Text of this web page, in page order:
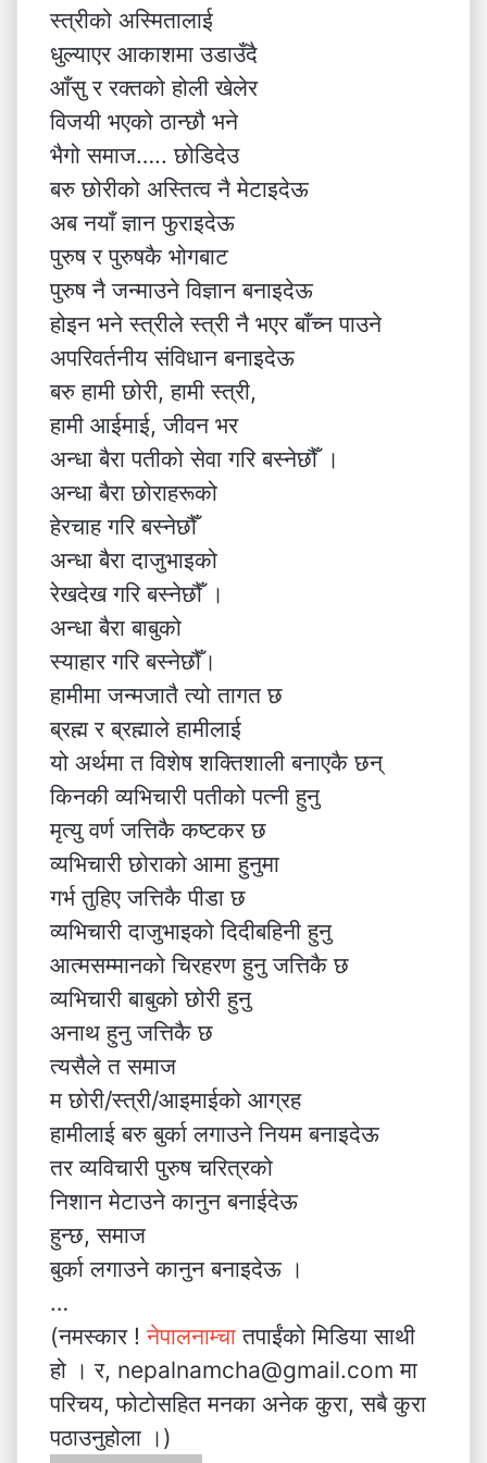
स्त्रीको अस्मितालाई
धुल्याएर आकाशमा उडाउँदै
आँसु र रक्तको होली खेलेर
विजयी भएको ठान्छौ भने
भैगो समाज….. छोडिदेउ
बरु छोरीको अस्तित्व नै मेटाइदेऊ
अब नयाँ ज्ञान फुराइदेऊ
पुरुष र पुरुषकै भोगबाट
पुरुष नै जन्माउने विज्ञान बनाइदेऊ
होइन भने स्त्रीले स्त्री नै भएर बाँच्न पाउने
अपरिवर्तनीय संविधान बनाइदेऊ
बरु हामी छोरी, हामी स्त्री,
हामी आईमाई, जीवन भर
अन्धा बैरा पतीको सेवा गरि बस्नेछौँ ।
अन्धा बैरा छोराहरूको
हेरचाह गरि बस्नेछौँ
अन्धा बैरा दाजुभाइको
रेखदेख गरि बस्नेछौँ ।
अन्धा बैरा बाबुको
स्याहार गरि बस्नेछौँ।
हामीमा जन्मजातै त्यो तागत छ
ब्रह्म र ब्रह्माले हामीलाई
यो अर्थमा त विशेष शक्तिशाली बनाएकै छन्
किनकी व्यभिचारी पतीको पत्नी हुनु
मृत्यु वर्ण जत्तिकै कष्टकर छ
व्यभिचारी छोराको आमा हुनुमा
गर्भ तुहिए जत्तिकै पीडा छ
व्यभिचारी दाजुभाइको दिदीबहिनी हुनु
आत्मसम्मानको चिरहरण हुनु जत्तिकै छ
व्यभिचारी बाबुको छोरी हुनु
अनाथ हुनु जत्तिकै छ
त्यसैले त समाज
म छोरी/स्त्री/आइमाईको आग्रह
हामीलाई बरु बुर्का लगाउने नियम बनाइदेऊ
तर व्यविचारी पुरुष चरित्रको
निशान मेटाउने कानुन बनाईदेऊ
हुन्छ, समाज
बुर्का लगाउने कानुन बनाइदेऊ ।
…
(नमस्कार !नेपालनाम्चातपाईंको मिडिया साथी
हो । र, nepalnamcha@gmail.com मा
परिचय, फोटोसहित मनका अनेक कुरा, सबै कुरा
पठाउनुहोला ।)